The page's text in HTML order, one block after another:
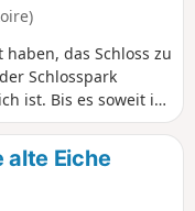
haben, das Schloss zu
Schlosspark
ist. Bis es soweit ist,
um dieses
alte Eiche